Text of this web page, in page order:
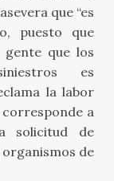
que “es
puesto que
gente que los
es
la labor
a
solicitud de
organismos de